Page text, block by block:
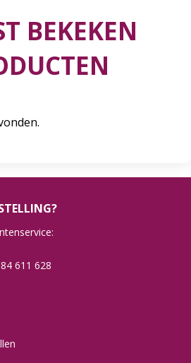
BEKEKEN
611 628